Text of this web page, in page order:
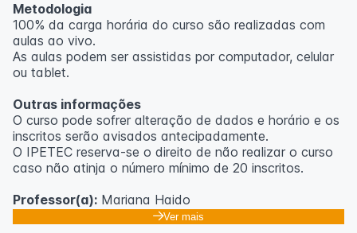
Metodologia
100% da carga horária do curso são realizadas com
aulas ao vivo.
As aulas podem ser assistidas por computador, celular
ou tablet.
Outras informações
O curso pode sofrer alteração de dados e horário e os
inscritos serão avisados ​​antecipadamente.
O IPETEC reserva-se o direito de não realizar o curso
caso não atinja o número mínimo de 20 inscritos.
Professor(a): Mariana Haido
Ver mais